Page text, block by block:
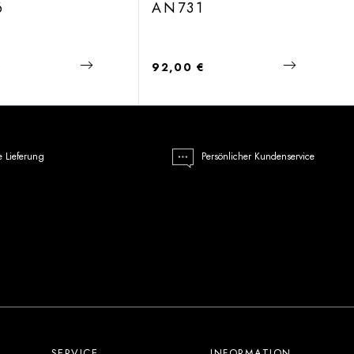
AN731
Regulärer Preis:
92,00 €
Lieferung Persönlicher Kundenservice